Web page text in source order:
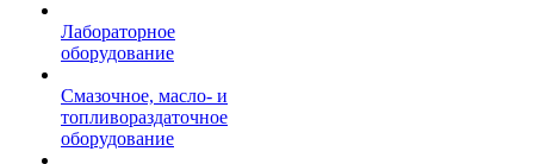
Лабораторное
оборудование
Смазочное, масло- и
топливораздаточное
оборудование